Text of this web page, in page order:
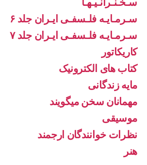
سـخـنـرانـیـهـا
سـرمـایـه فلـسفـی ایـران جلد ۶
سـرمـایـه فلـسفـی ایـران جلد ۷
کاریکاتور
کتاب های الکترونیک
مایه زندگانی
مهمانان سخن میگویند
موسیقی
نظرات خوانندگان ارجمند
هنر